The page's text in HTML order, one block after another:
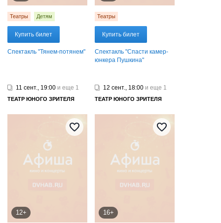
Театры Детям
Купить билет
Спектакль "Тянем-потянем"
Театры
Купить билет
Спектакль "Спасти камер-
юнкера Пушкина"
11 сент., 19:00 и еще 1
ТЕАТР ЮНОГО ЗРИТЕЛЯ
12+
12 сент., 18:00 и еще 1
ТЕАТР ЮНОГО ЗРИТЕЛЯ
16+